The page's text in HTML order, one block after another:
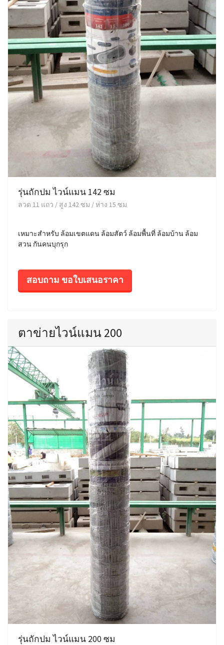
รุ่นถักปม ไวน์แมน 142 ซม
ลวด 11 แถว / สูง 142 ซม / ห่าง 15 ซม
เหมาะสำหรับ ล้อมเขตแดน ล้อมสัตว์ ล้อมพื้นที่ ล้อมบ้าน ล้อม
สวน กันคนบุกรุก
สอบถาม ขอใบเสนอราคา
ตาข่ายไวน์แมน 200
รุ่นถักปม ไวน์แมน 200 ซม